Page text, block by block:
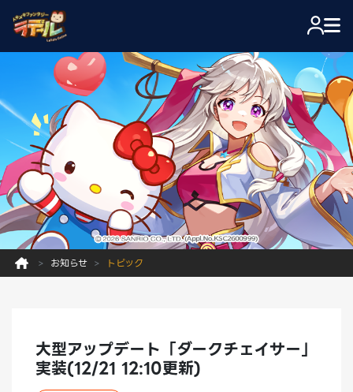
お知らせ トピック
大型アップデート「ダークチェイサー」
実装(12/21 12:10更新)